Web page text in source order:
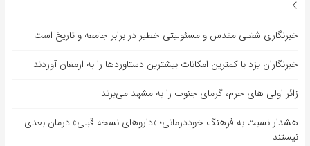
خبرنگاری شغلی مقدس و مسئولیتی خطیر در برابر جامعه و تاریخ است
خبرنگاران یزد با کمترین امکانات بیشترین دستاوردها را به ارمغان آوردند
زائر اولی های حرم، گرمای جنوب را به مشهد می‌برند
هشدار نسبت به فرهنگ خوددرمانی؛ «داروهای نسخه قبلی» درمان بعدی
نیستند